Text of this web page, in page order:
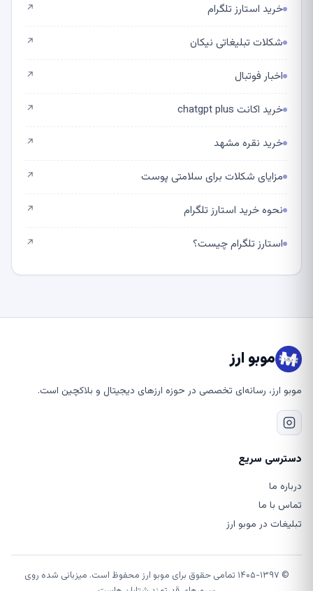
خرید استارز تلگرام ↗
شکلات تبلیغاتی نیکان ↗
اخبار فوتبال ↗
خرید اکانت chatgpt plus ↗
خرید نقره مشهد ↗
مزایای شکلات برای سلامتی پوست ↗
نحوه خرید استارز تلگرام ↗
استارز تلگرام چیست؟ ↗
موبو ارز
موبو ارز، رسانه‌ای تخصصی در حوزه ارزهای دیجیتال و بلاکچین است.
دسترسی سریع
درباره ما
تماس با ما
تبلیغات در موبو ارز
© ۱۴۰۵-۱۳۹۷ تمامی حقوق برای موبو ارز محفوظ است. میزبانی شده روی